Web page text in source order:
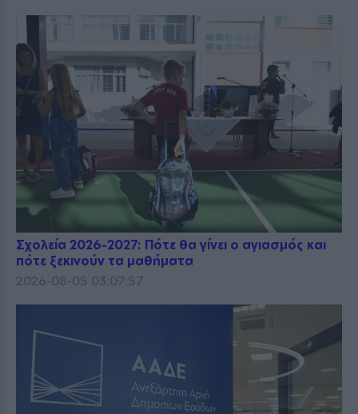
Σχολεία 2026-2027: Πότε θα γίνει ο αγιασμός και
πότε ξεκινούν τα μαθήματα
2026-08-05 03:07:57